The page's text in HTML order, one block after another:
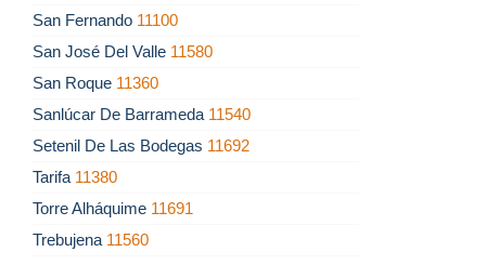
San Fernando 11100
San José Del Valle 11580
San Roque 11360
Sanlúcar De Barrameda 11540
Setenil De Las Bodegas 11692
Tarifa 11380
Torre Alháquime 11691
Trebujena 11560